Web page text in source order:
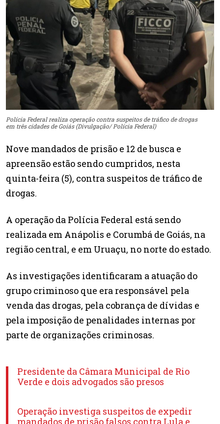
Polícia Federal realiza operação contra suspeitos de tráfico de drogas
em três cidades de Goiás (Divulgação/ Polícia Federal)
Nove mandados de prisão e 12 de busca e
apreensão estão sendo cumpridos, nesta
quinta-feira (5), contra suspeitos de tráfico de
drogas.
A operação da Polícia Federal está sendo
realizada em Anápolis e Corumbá de Goiás, na
região central, e em Uruaçu, no norte do estado.
As investigações identificaram a atuação do
grupo criminoso que era responsável pela
venda das drogas, pela cobrança de dívidas e
pela imposição de penalidades internas por
parte de organizações criminosas.
Presidente da Câmara Municipal de Rio
Verde e dois advogados são presos
Operação investiga suspeitos de expedir
mandados de prisão falsos contra Lula e